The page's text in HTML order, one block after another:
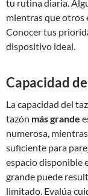
tu rutina diaria.
mientras que otros
Conocer tus
dispositivo ideal.
Capacidad
La capacidad del
tazón más grande
numerosa,
suficiente para
espacio disponible
grande puede
limitado. Evalúa